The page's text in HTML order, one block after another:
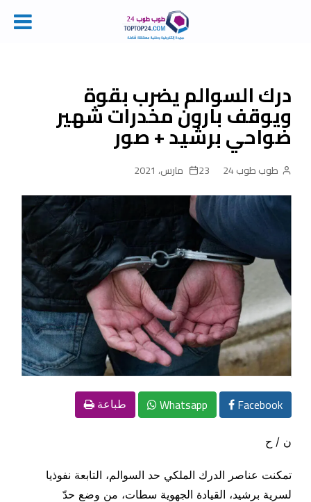
درك السوالم يضرب بقوة
ويوقف بارون مخدرات شهير
ضواحي برشيد + صور
طوب طوب 24 23 مارس، 2021
Facebook
Whatsapp طباعة
ن / ح
تمكنت عناصر الدرك الملكي حد السوالم، التابعة نفوذيا
لسرية برشيد، القيادة الجهوية سطات، من وضع حدّ